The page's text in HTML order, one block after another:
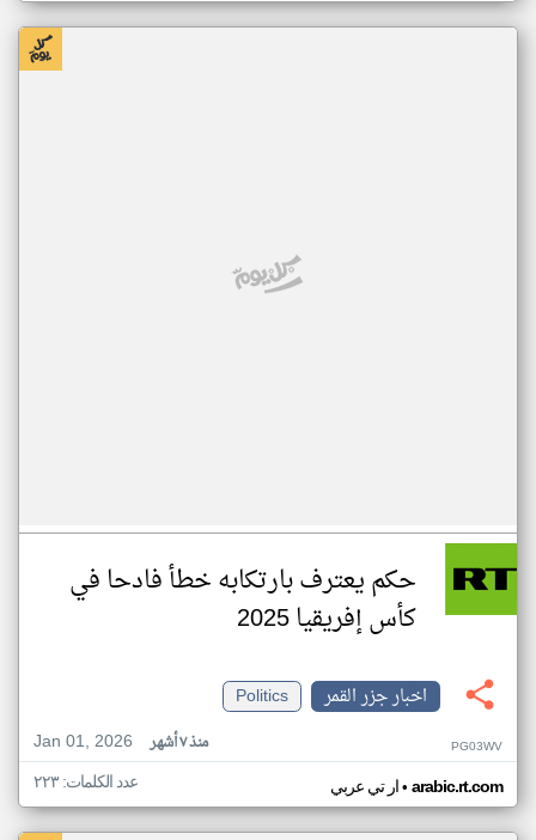
حكم يعترف بارتكابه خطأ فادحا في
كأس إفريقيا 2025
اخبار جزر القمر
Politics
Jan 01, 2026
منذ ٧ أشهر PG03WV
ار تي عربي• arabic.rt.com عدد الكلمات: ٢٢٣